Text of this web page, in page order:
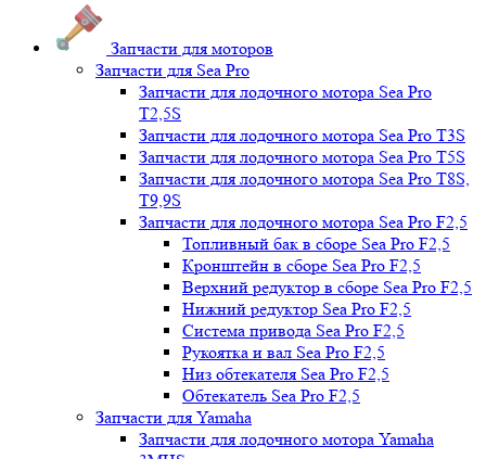
Запчасти для моторов
Запчасти для Sea Pro
Запчасти для лодочного мотора Sea Pro
Т2,5S
Запчасти для лодочного мотора Sea Pro Т3S
Запчасти для лодочного мотора Sea Pro Т5S
Запчасти для лодочного мотора Sea Pro Т8S,
T9,9S
Запчасти для лодочного мотора Sea Pro F2,5
Топливный бак в сборе Sea Pro F2,5
Кронштейн в сборе Sea Pro F2,5
Верхний редуктор в сборе Sea Pro F2,5
Нижний редуктор Sea Pro F2,5
Система привода Sea Pro F2,5
Рукоятка и вал Sea Pro F2,5
Низ обтекателя Sea Pro F2,5
Обтекатель Sea Pro F2,5
Запчасти для Yamaha
Запчасти для лодочного мотора Yamaha